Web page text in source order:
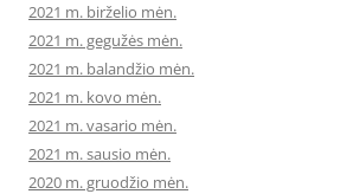
2021 m. birželio mėn.
2021 m. gegužės mėn.
2021 m. balandžio mėn.
2021 m. kovo mėn.
2021 m. vasario mėn.
2021 m. sausio mėn.
2020 m. gruodžio mėn.